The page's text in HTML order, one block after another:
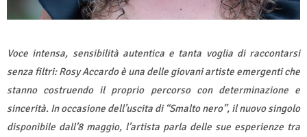
Voce intensa, sensibilità autentica e tanta voglia di raccontarsi
senza filtri: Rosy Accardo è una delle giovani artiste emergenti che
stanno costruendo il proprio percorso con determinazione e
sincerità. In occasione dell’uscita di “Smalto nero”, il nuovo singolo
disponibile dall’8 maggio, l’artista parla delle sue esperienze tra